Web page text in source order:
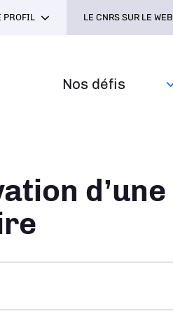
Nos défis‎
PROFIL LE CNRS SUR LE WEB
d’une